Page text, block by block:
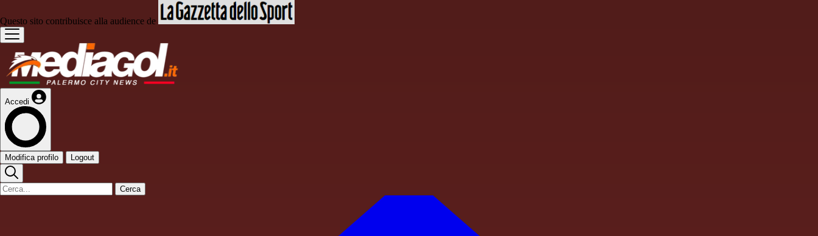
Questo sito contribuisce alla audience de
Accedi
Modifica profilo Logout
Cerca